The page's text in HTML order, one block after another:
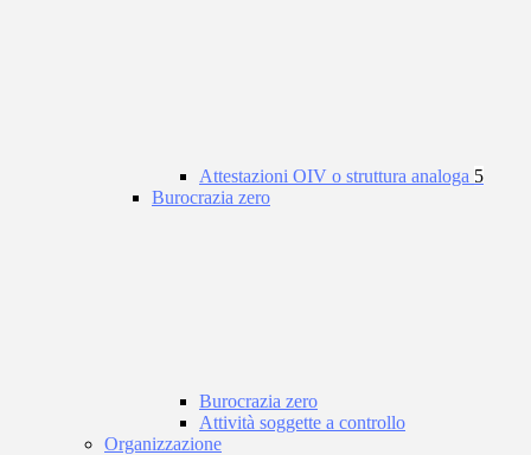
Attestazioni OIV o struttura analoga 5
Burocrazia zero
Burocrazia zero
Attività soggette a controllo
Organizzazione